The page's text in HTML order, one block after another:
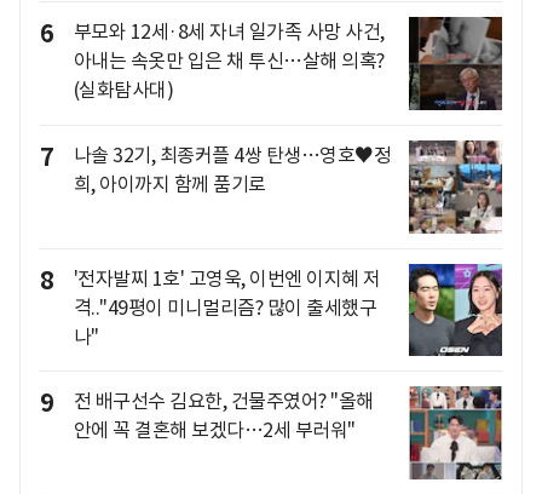
6
부모와 12세·8세 자녀 일가족 사망 사건,
아내는 속옷만 입은 채 투신…살해 의혹?
(실화탐사대)
7
나솔 32기, 최종커플 4쌍 탄생…영호♥정
희, 아이까지 함께 품기로
8
'전자발찌 1호' 고영욱, 이번엔 이지혜 저
격.."49평이 미니멀리즘? 많이 출세했구
나"
9
전 배구선수 김요한, 건물주였어? "올해
안에 꼭 결혼해 보겠다…2세 부러워"